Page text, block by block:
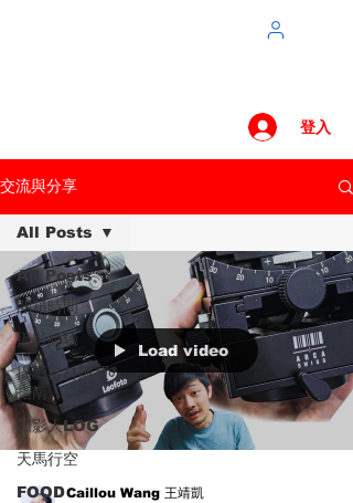
登入
交流與分享
All Posts
開箱時間
攝影經驗
攝影器材購買
指南
攝影人LOG
天馬行空
FOOD
All Posts
Load video
Caillou Wang 王靖凱